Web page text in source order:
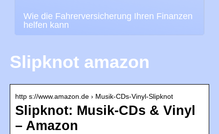
Wie die Fahrerversicherung Ihren Finanzen
helfen kann
Slipknot amazon
http s://www.amazon.de › Musik-CDs-Vinyl-Slipknot
Slipknot: Musik-CDs & Vinyl
– Amazon